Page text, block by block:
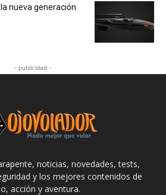
nueva generación
- publicidad -
noticias, novedades, tests,
y los mejores contenidos de
acción y aventura.